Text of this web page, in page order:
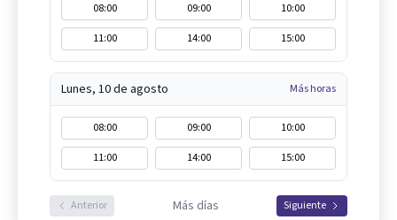
08:00 09:00
10:00
11:00
14:00 15:00
Lunes, 10 de agosto Más horas
08:00 09:00
10:00
11:00
14:00 15:00
Anterior Más días Siguiente